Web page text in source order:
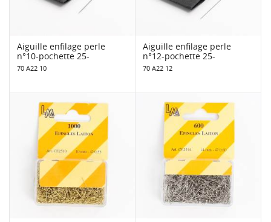
Aiguille enfilage perle
n°10-pochette 25-
70 A22 10
Aiguille enfilage perle
n°12-pochette 25-
70 A22 12